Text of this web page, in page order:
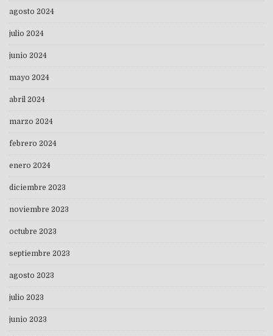
agosto 2024
julio 2024
junio 2024
mayo 2024
abril 2024
marzo 2024
febrero 2024
enero 2024
diciembre 2023
noviembre 2023
octubre 2023
septiembre 2023
agosto 2023
julio 2023
junio 2023